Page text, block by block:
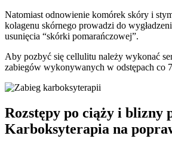
Natomiast odnowienie komórek skóry i
kolagenu skórnego prowadzi do
usunięcia “skórki pomarańczowej”.
Aby pozbyć się cellulitu należy wykonać
zabiegów wykonywanych w odstępach co
Rozstępy po ciąży i blizny
Karboksyterapia na